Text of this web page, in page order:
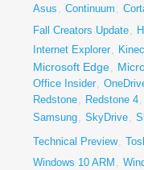
Asus , Continuum ,
Fall Creators Update,
Internet Explorer,
Microsoft Edge,
Office Insider,
Redstone, Redstone 4,
Samsung, SkyDrive,
Technical Preview,
Windows 10 ARM ,